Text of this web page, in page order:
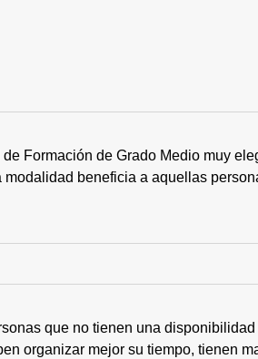
Formación de Grado Medio muy
beneficia a aquellas
que no tienen una
organizar mejor su tiempo, tienen